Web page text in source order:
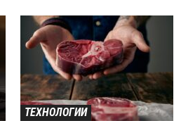
ТЕХНОЛОГИИ